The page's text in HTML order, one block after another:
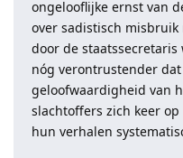
ongelooflijke ernst van
over sadistisch
door de
nóg verontrustender
geloofwaardigheid van
slachtoffers zich keer
hun verhalen